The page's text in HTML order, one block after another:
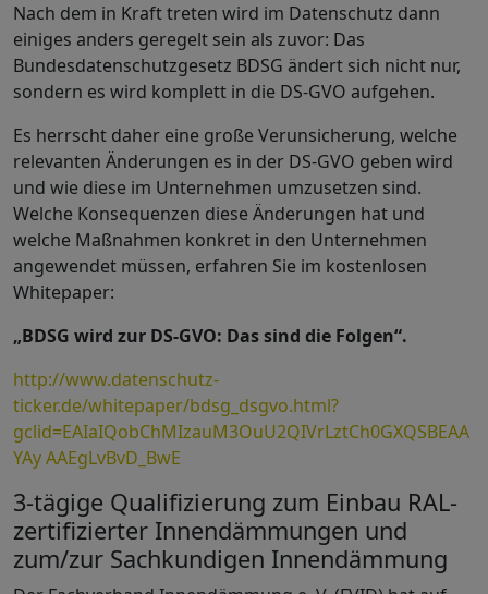
Nach dem in Kraft treten wird im Datenschutz dann
einiges anders geregelt sein als zuvor: Das
Bundesdatenschutzgesetz BDSG ändert sich nicht nur,
sondern es wird komplett in die DS-GVO aufgehen.
Es herrscht daher eine große Verunsicherung, welche
relevanten Änderungen es in der DS-GVO geben wird
und wie diese im Unternehmen umzusetzen sind.
Welche Konsequenzen diese Änderungen hat und
welche Maßnahmen konkret in den Unternehmen
angewendet müssen, erfahren Sie im kostenlosen
Whitepaper:
„BDSG wird zur DS-GVO: Das sind die Folgen“.
http://www.datenschutz-
ticker.de/whitepaper/bdsg_dsgvo.html?
gclid=EAIaIQobChMIzauM3OuU2QIVrLztCh0GXQSBEAA
YAy AAEgLvBvD_BwE
3-tägige Qualifizierung zum Einbau RAL-
zertifizierter Innendämmungen und
zum/zur Sachkundigen Innendämmung